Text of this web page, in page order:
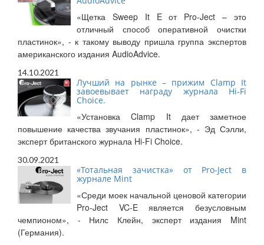
«Щетка Sweep It E от Pro-Ject – это
отличный способ оперативной очистки
пластинок», - к такому выводу пришла группа экспертов
американского издания AudioAdvice.
14.10.2021
Лучший на рынке – прижим Clamp It
завоевывает награду журнала Hi-Fi
Choice.
«Установка Clamp It дает заметное
повышение качества звучания пластинок», - Эд Сэлли,
эксперт британского журнала Hi-Fi Choice.
30.09.2021
«Тотальная зачистка» от Pro-Ject в
журнале Mint
«Среди моек начальной ценовой категории
Pro-Ject VC-E является безусловным
чемпионом», - Нилс Клейн, эксперт издания Mint
(Германия).